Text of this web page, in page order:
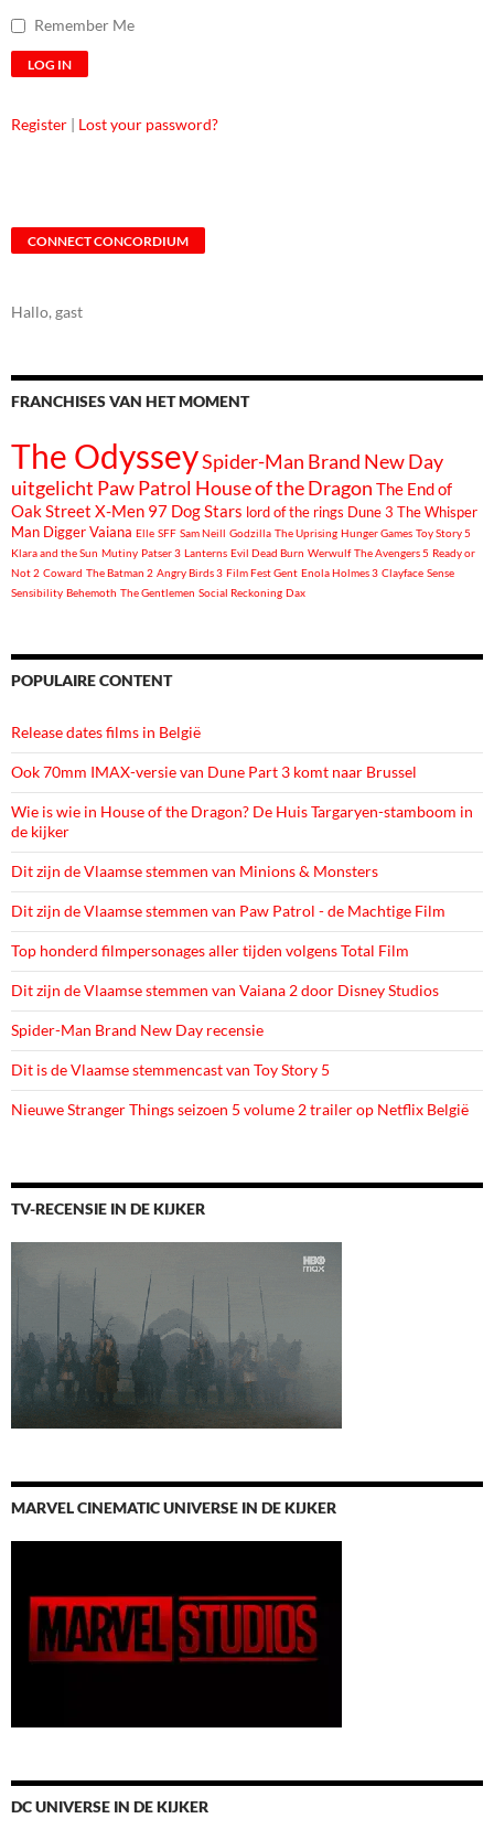
Remember Me
Register | Lost your password?
CONNECT CONCORDIUM
Hallo, gast
FRANCHISES VAN HET MOMENT
The OdysseySpider-Man Brand New Day
uitgelicht Paw Patrol House of the Dragon The End of
Oak Street X-Men 97 Dog Stars lord of the rings Dune 3 The Whisper
Man Digger Vaiana Elle SFF Sam Neill Godzilla The Uprising Hunger Games Toy Story 5
Klara and the Sun Mutiny Patser 3 Lanterns Evil Dead Burn Werwulf The Avengers 5 Ready or
Not 2 Coward The Batman 2 Angry Birds 3 Film Fest Gent Enola Holmes 3 Clayface Sense
Sensibility Behemoth The Gentlemen Social Reckoning Dax
POPULAIRE CONTENT
Release dates films in België
Ook 70mm IMAX-versie van Dune Part 3 komt naar Brussel
Wie is wie in House of the Dragon? De Huis Targaryen-stamboom in
de kijker
Dit zijn de Vlaamse stemmen van Minions & Monsters
Dit zijn de Vlaamse stemmen van Paw Patrol - de Machtige Film
Top honderd filmpersonages aller tijden volgens Total Film
Dit zijn de Vlaamse stemmen van Vaiana 2 door Disney Studios
Spider-Man Brand New Day recensie
Dit is de Vlaamse stemmencast van Toy Story 5
Nieuwe Stranger Things seizoen 5 volume 2 trailer op Netflix België
TV-RECENSIE IN DE KIJKER
MARVEL CINEMATIC UNIVERSE IN DE KIJKER
DC UNIVERSE IN DE KIJKER